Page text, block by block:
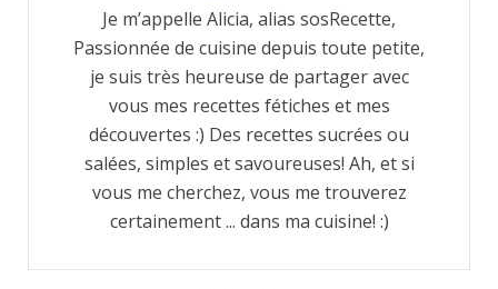
Je m’appelle Alicia, alias sosRecette,
Passionnée de cuisine depuis toute petite,
je suis très heureuse de partager avec
vous mes recettes fétiches et mes
découvertes :) Des recettes sucrées ou
salées, simples et savoureuses! Ah, et si
vous me cherchez, vous me trouverez
certainement ... dans ma cuisine! :)